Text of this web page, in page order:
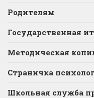
Родителям
Государственная
Методическая
Страничка
Школьная служба